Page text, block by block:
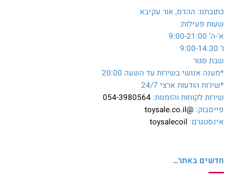
כתובתנו: ההדס, אור עקיבא
שעות פעילות:
א’-ה’ 9:00-21:00
ו’ 9:00-14:30
שבת סגור
*מענה אנושי בשירות עד השעה 20:00
*שירות הודעות ארצי 24/7
שירות לקוחות והזמנות: 054-3980564
פייסבוק: @toysale.co.il
אינסטגרם: toysalecoil
חדשים באתר…